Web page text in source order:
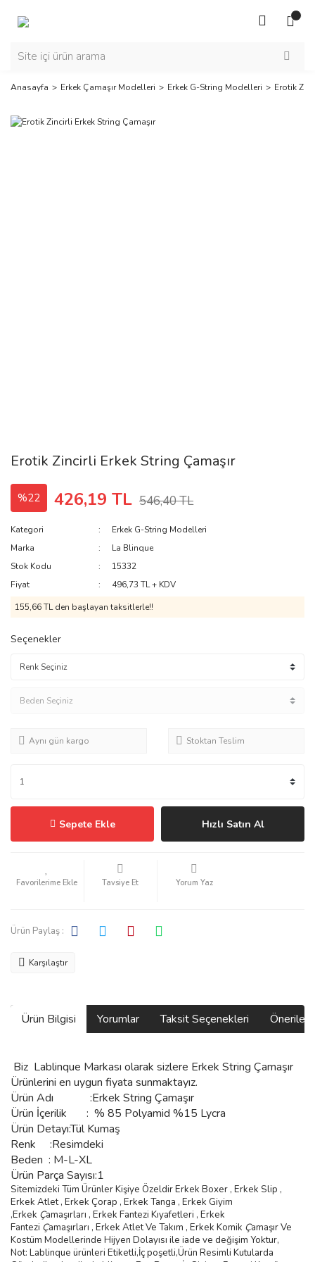
Anasayfa Erkek Çamaşır Modelleri Erkek G-String Modelleri Erotik
Erotik Zincirli Erkek String Çamaşır
%22 426,19 TL 546,40 TL
Kategori
Erkek G-String Modelleri
Marka
La Blinque
Stok Kodu
15332
Fiyat
496,73 TL + KDV
155,66 TL den başlayan taksitlerle!!
Seçenekler
Aynı gün kargo Stoktan Teslim
Sepete Ekle Hızlı Satın Al
Tavsiye Et Yorum Yaz
Ürün Paylaş :
Karşılaştır
Ürün Bilgisi Yorumlar Taksit Seçenekleri
Biz Lablinque Markası olarak sizlere Erkek String Çamaşır
Ürünlerini en uygun fiyata sunmaktayız.
Ürün Adı :Erkek String Çamaşır
Ürün İçerilik : % 85 Polyamid %15 Lycra
Ürün Detayı:Tül Kumaş
Renk :Resimdeki
Beden : M-L-XL
Ürün Parça Sayısı:1
Sitemizdeki Tüm Ürünler Kişiye Özeldir Erkek Boxer , Erkek Slip ,
Erkek Atlet , Erkek Çorap , Erkek Tanga , Erkek Giyim
,Erkek Çamaşırları , Erkek Fantezi Kıyafetleri , Erkek
Fantezi Çamaşırları , Erkek Atlet Ve Takım , Erkek Komik Çamaşır Ve
Kostüm Modellerinde Hijyen Dolayısı ile iade ve değişim Yoktur,
Not: Lablinque ürünleri Etiketli,İç poşetli,Ürün Resimli Kutularda